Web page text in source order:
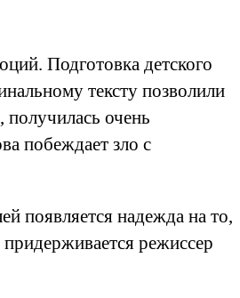
Подготовка детского
тексту позволили
очень
побеждает зло с
появляется надежда на то,
режиссер